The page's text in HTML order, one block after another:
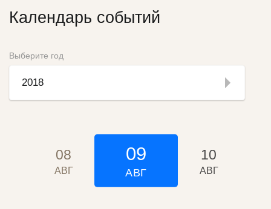
Календарь событий
Выберите год
2018
08
АВГ
09
АВГ
10
АВГ